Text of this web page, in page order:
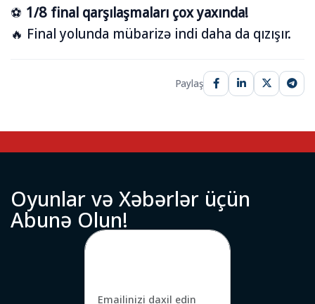
⚽ 1/8 final qarşılaşmaları çox yaxında!
🔥 Final yolunda mübarizə indi daha da qızışır.
Paylaş
Oyunlarvə Xəbərlər üçün
Abunə Olun!